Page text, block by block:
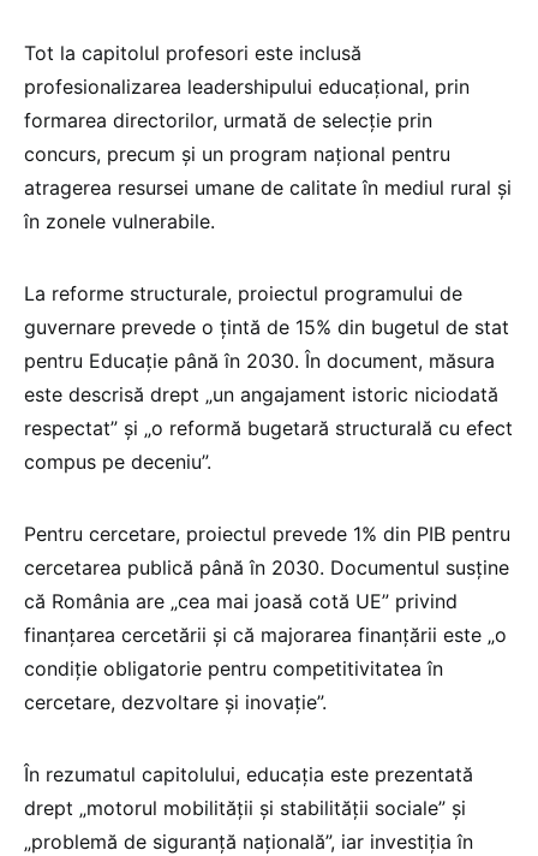
Tot la capitolul profesori este inclusă
profesionalizarea leadershipului educațional, prin
formarea directorilor, urmată de selecție prin
concurs, precum și un program național pentru
atragerea resursei umane de calitate în mediul rural și
în zonele vulnerabile.
La reforme structurale, proiectul programului de
guvernare prevede o țintă de 15% din bugetul de stat
pentru Educație până în 2030. În document, măsura
este descrisă drept „un angajament istoric niciodată
respectat” și „o reformă bugetară structurală cu efect
compus pe deceniu”.
Pentru cercetare, proiectul prevede 1% din PIB pentru
cercetarea publică până în 2030. Documentul susține
că România are „cea mai joasă cotă UE” privind
finanțarea cercetării și că majorarea finanțării este „o
condiție obligatorie pentru competitivitatea în
cercetare, dezvoltare și inovație”.
În rezumatul capitolului, educația este prezentată
drept „motorul mobilității și stabilității sociale” și
„problemă de siguranță națională”, iar investiția în